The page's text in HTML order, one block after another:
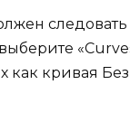
как кривая